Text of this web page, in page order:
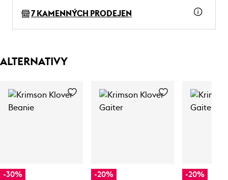
7 KAMENNÝCH PRODEJEN
ALTERNATIVY
-30% -20% -20%